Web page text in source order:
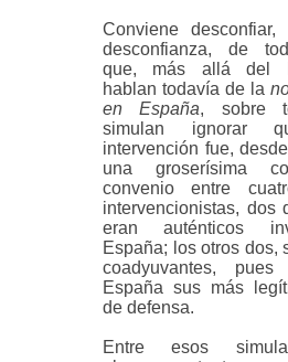
Conviene desconfiar,
desconfianza, de
que, más allá del
hablan todavía de la
en España, sobre
simulan ignorar
intervención fue,
una groserísima
convenio entre
intervencionistas, dos
eran auténticos
España; los otros dos,
coadyuvantes,
España sus más
de defensa.
Entre esos